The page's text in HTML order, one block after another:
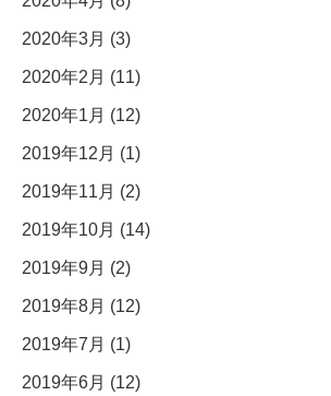
2020年3月 (3)
2020年2月 (11)
2020年1月 (12)
2019年12月 (1)
2019年11月 (2)
2019年10月 (14)
2019年9月 (2)
2019年8月 (12)
2019年7月 (1)
2019年6月 (12)